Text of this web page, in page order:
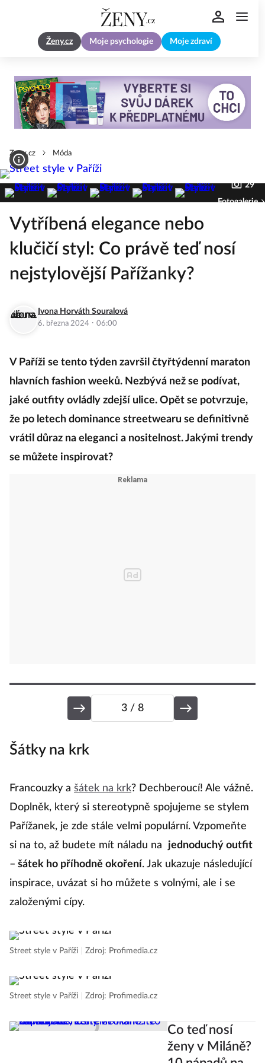
Ženy.cz Moje psychologie Moje zdraví
Zeny.cz Móda
29
Fotogalerie
Vytříbená elegance nebo
klučičí styl: Co právě teď nosí
nejstylovější Pařížanky?
Ivona Horváth Souralová
6. března 2024 · 06:00
V Paříži se tento týden završil čtyřtýdenní maraton
hlavních fashion weeků. Nezbývá než se podívat,
jaké outfity ovládly zdejší ulice. Opět se potvrzuje,
že po letech dominance streetwearu se definitivně
vrátil důraz na eleganci a nositelnost. Jakými trendy
se můžete inspirovat?
3 / 8
Šátky na krk
Francouzky a šátek na krk? Dechberoucí! Ale vážně.
Doplněk, který si stereotypně spojujeme se stylem
Pařížanek, je zde stále velmi populární. Vzpomeňte
si na to, až budete mít náladu na
jednoduchý outfit
– šátek ho příhodně okoření. Jak ukazuje následující
inspirace, uvázat si ho můžete s volnými, ale i se
založenými cípy.
Street style v Paříži Zdroj: Profimedia.cz
Street style v Paříži Zdroj: Profimedia.cz
Co teď nosí
ženy v Miláně?